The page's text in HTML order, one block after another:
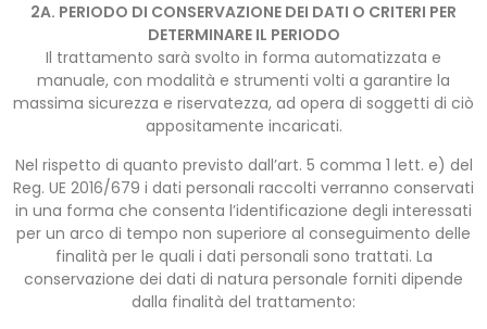
2A. PERIODO DI CONSERVAZIONE DEI DATI O CRITERI PER
DETERMINARE IL PERIODO
Il trattamento sarà svolto in forma automatizzata e
manuale, con modalità e strumenti volti a garantire la
massima sicurezza e riservatezza, ad opera di soggetti di ciò
appositamente incaricati.
Nel rispetto di quanto previsto dall’art. 5 comma 1 lett. e) del
Reg. UE 2016/679 i dati personali raccolti verranno conservati
in una forma che consenta l’identificazione degli interessati
per un arco di tempo non superiore al conseguimento delle
finalità per le quali i dati personali sono trattati. La
conservazione dei dati di natura personale forniti dipende
dalla finalità del trattamento: